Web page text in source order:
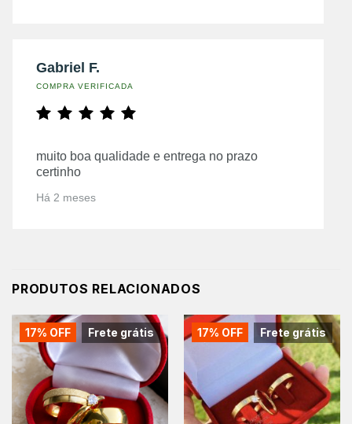
Gabriel F.
COMPRA VERIFICADA
muito boa qualidade e entrega no prazo
certinho
Há 2 meses
PRODUTOS RELACIONADOS
Frete grátis
17% OFF Frete grátis
17% OFF